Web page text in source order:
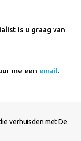
is u graag van
me een email.
verhuisden met De